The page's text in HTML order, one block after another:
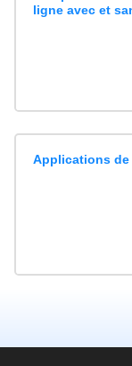
ligne avec et
Applications